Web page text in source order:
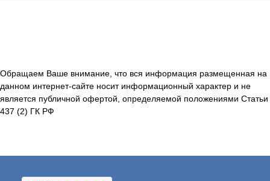
Обращаем Ваше внимание, что вся информация размещенная на
данном интернет-сайте носит информационный характер и не
является публичной офертой, определяемой положениями Статьи
437 (2) ГК РФ